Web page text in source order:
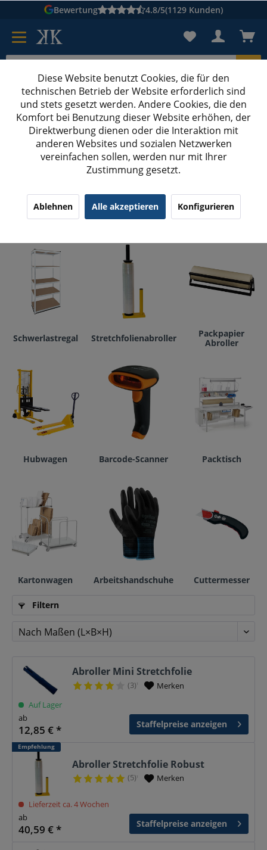
Bewertung 4.8/5(1129 Kunden)
Karton suchen
Kartons bedruckenKartons nach Maß
Lagerbedarf
Alles für Ihren Lagerbedarf: Effizienz und
Ordnung in Ihrem Lager
Schwerlastregal Stretchfolienabroller
Packpapier
Abroller
Hubwagen Barcode-Scanner Packtisch
Kartonwagen Arbeitshandschuhe Cuttermesser
Filtern
Abroller Mini Stretchfolie
(3)¹ Merken
Auf Lager
ab
12,85 € * Staffelpreise anzeigen
Empfehlung
Abroller Stretchfolie Robust
(5)¹ Merken
Lieferzeit ca. 4 Wochen
ab
40,59 € * Staffelpreise anzeigen
Diese Website benutzt Cookies, die für den
technischen Betrieb der Website erforderlich sind
und stets gesetzt werden. Andere Cookies, die den
Komfort bei Benutzung dieser Website erhöhen, der
Direktwerbung dienen oder die Interaktion mit
anderen Websites und sozialen Netzwerken
vereinfachen sollen, werden nur mit Ihrer
Zustimmung gesetzt.
Ablehnen Alle akzeptieren Konfigurieren